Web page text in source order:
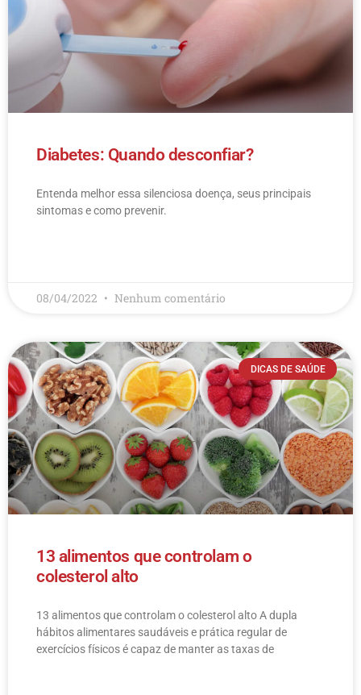
Diabetes: Quando desconfiar?
Entenda melhor essa silenciosa doença, seus principais
sintomas e como prevenir.
08/04/2022 Nenhum comentário
DICAS DE SAÚDE
13 alimentos que controlam o
colesterol alto
13 alimentos que controlam o colesterol alto​ A dupla
hábitos alimentares saudáveis e prática regular de
exercícios físicos é capaz de manter as taxas de